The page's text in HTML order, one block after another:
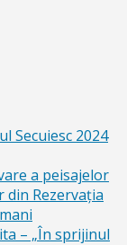
Secuiesc 2024
a peisajelor
Rezervaţia
– „În sprijinul